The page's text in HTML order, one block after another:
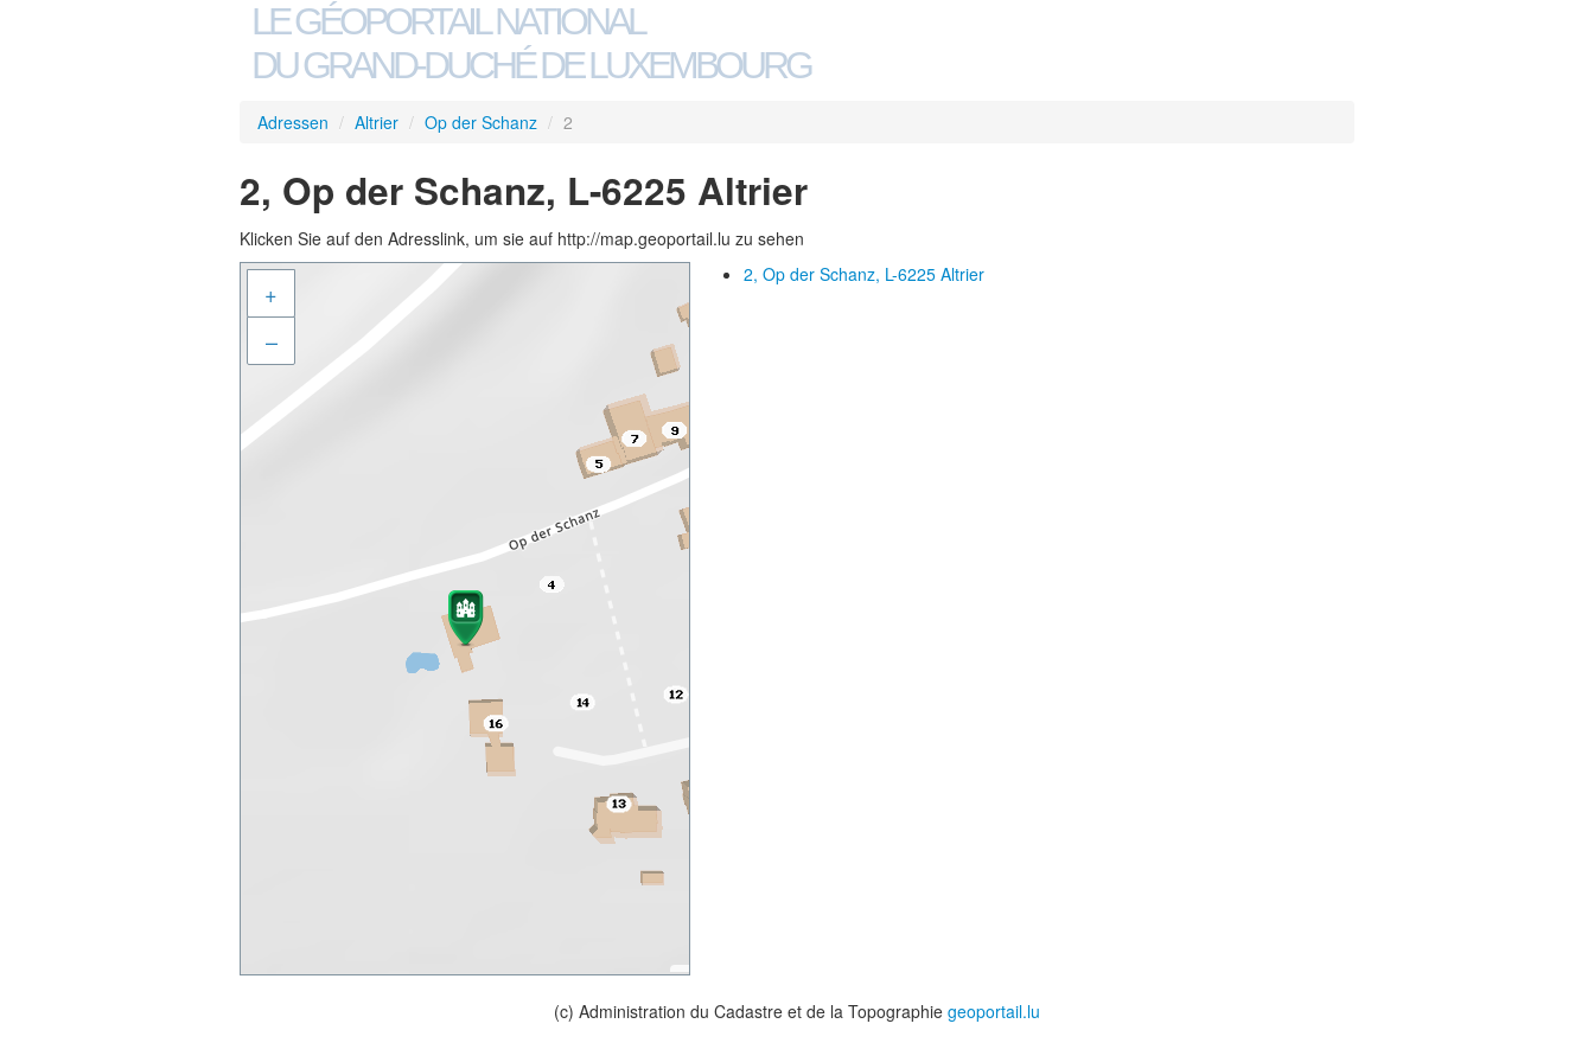
LE GÉOPORTAIL NATIONAL
DU GRAND-DUCHÉ DE LUXEMBOURG
Adressen / Altrier / Op der Schanz / 2
2, Op der Schanz, L-6225 Altrier
Klicken Sie auf den Adresslink, um sie auf http://map.geoportail.lu zu sehen
+
–
2, Op der Schanz, L-6225 Altrier
(c) Administration du Cadastre et de la Topographie geoportail.lu